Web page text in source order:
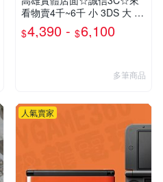
看物賣4千~6千 小 3DS 大 3
DS LL 主機 二手功能正常 也
可用各式物品換
$4,390 - $6,100
多筆商品
人氣賣家